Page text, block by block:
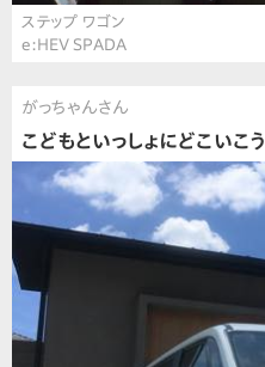
ステップ ワゴン
e:HEV SPADA
がっちゃんさん
こどもといっしょにどこいこう